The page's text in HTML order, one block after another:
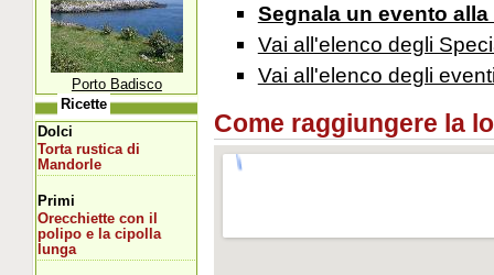
Segnala un evento
Vai all'elenco degli
Vai all'elenco degli
Come raggiungere la
Porto Badisco
Ricette
Dolci
Torta rustica di
Mandorle
Primi
Orecchiette con il
polipo e la cipolla
lunga